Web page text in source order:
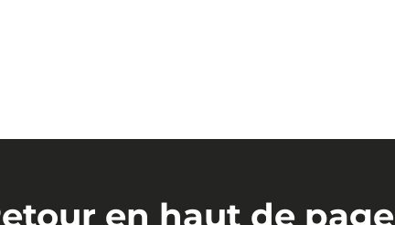
en haut de page